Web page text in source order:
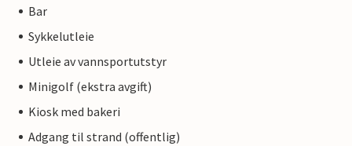
Bar
Sykkelutleie
Utleie av vannsportutstyr
Minigolf (ekstra avgift)
Kiosk med bakeri
Adgang til strand (offentlig)